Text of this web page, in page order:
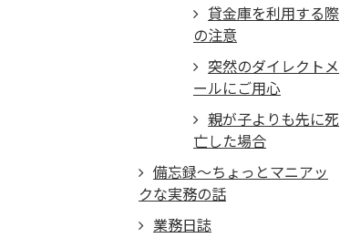
貸金庫を利用する際
の注意
突然のダイレクトメ
ールにご用心
親が子よりも先に死
亡した場合
備忘録～ちょっとマニアッ
クな実務の話
業務日誌